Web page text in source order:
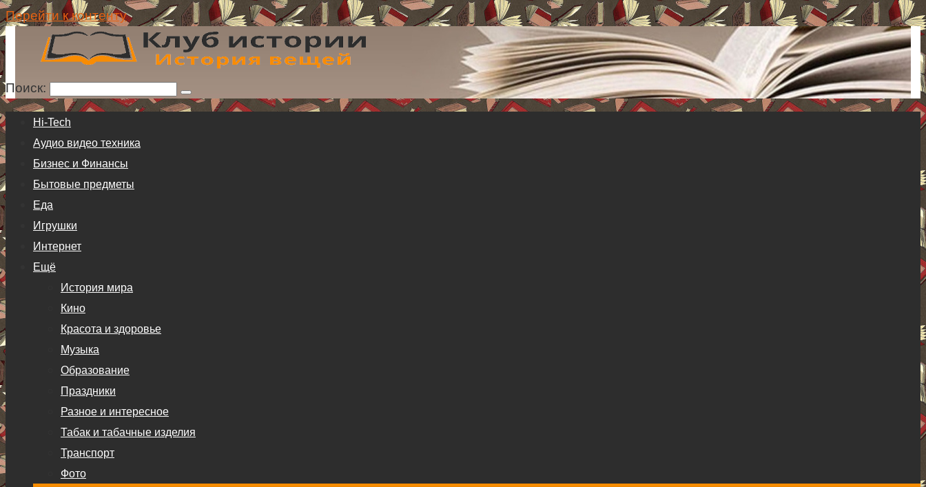
Перейти к контенту
Поиск:
Hi-Tech
Аудио видео техника
Бизнес и Финансы
Бытовые предметы
Еда
Игрушки
Интернет
Ещё
История мира
Кино
Красота и здоровье
Музыка
Образование
Праздники
Разное и интересное
Табак и табачные изделия
Транспорт
Фото